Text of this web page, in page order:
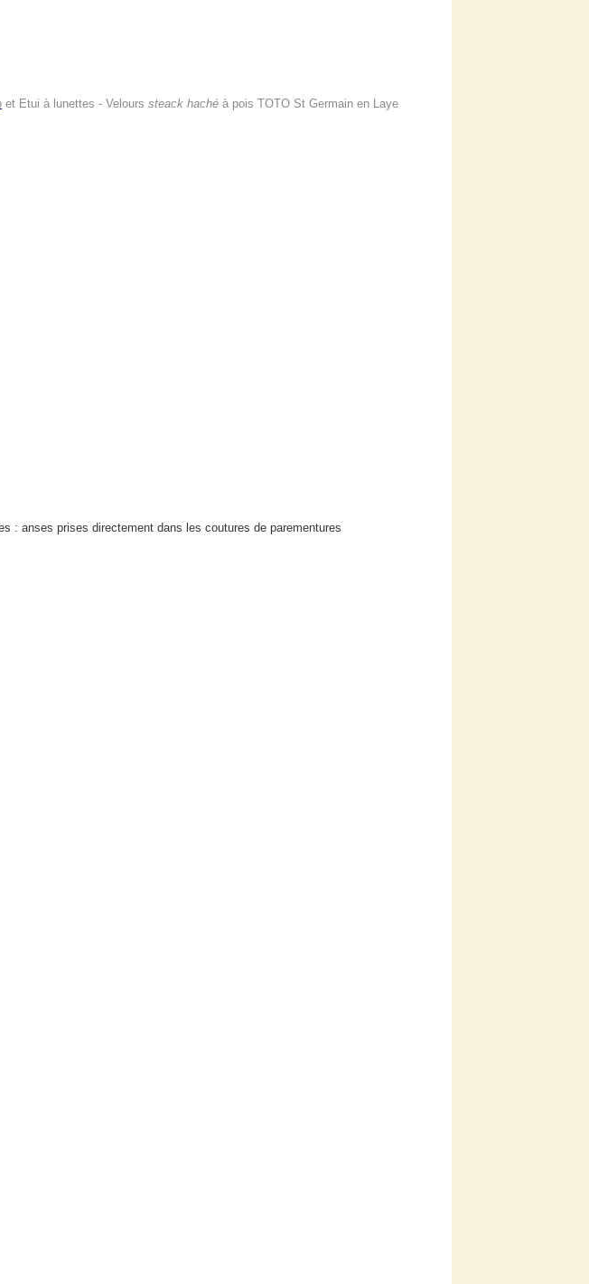
et Etui à lunettes - Velours steack haché à pois TOTO St Germain en Laye
: anses prises directement dans les coutures de parementures